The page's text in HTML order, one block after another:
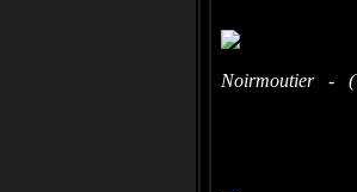
Noirmoutier -